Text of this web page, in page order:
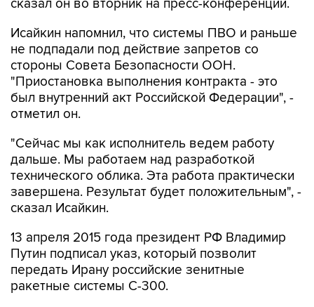
сказал он во вторник на пресс-конференции.
Исайкин напомнил, что системы ПВО и раньше
не подпадали под действие запретов со
стороны Совета Безопасности ООН.
"Приостановка выполнения контракта - это
был внутренний акт Российской Федерации", -
отметил он.
"Сейчас мы как исполнитель ведем работу
дальше. Мы работаем над разработкой
технического облика. Эта работа практически
завершена. Результат будет положительным", -
сказал Исайкин.
13 апреля 2015 года президент РФ Владимир
Путин подписал указ, который позволит
передать Ирану российские зенитные
ракетные системы С-300.